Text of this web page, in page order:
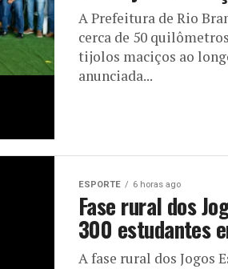
A Prefeitura de Rio
cerca de 50
tijolos maciços ao
anunciada...
ESPORTE 6 horas ago
Fase rural dos
300 estudantes
A fase rural dos Jogos